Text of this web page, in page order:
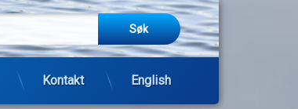
Kontakt English